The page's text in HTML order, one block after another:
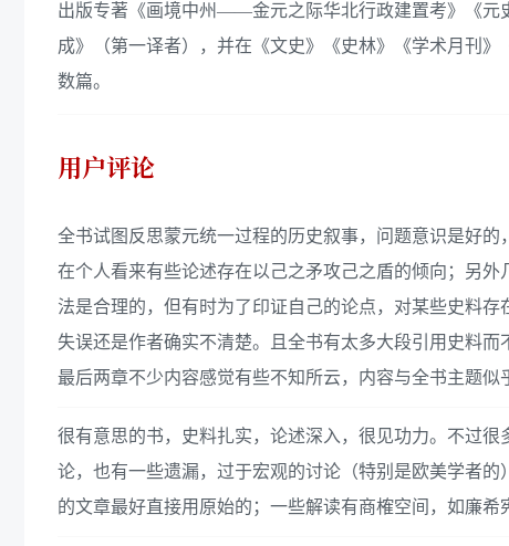
出版专著《画境中州——金元之际华北行政建置考》《元
成》（第一译者），并在《文史》《史林》《学术月刊
数篇。
用户评论
全书试图反思蒙元统一过程的历史叙事，问题意识是好
在个人看来有些论述存在以己之矛攻己之盾的倾向；另
法是合理的，但有时为了印证自己的论点，对某些史料
失误还是作者确实不清楚。且全书有太多大段引用史料
最后两章不少内容感觉有些不知所云，内容与全书主题
很有意思的书，史料扎实，论述深入，很见功力。不过
论，也有一些遗漏，过于宏观的讨论（特别是欧美学者
的文章最好直接用原始的；一些解读有商榷空间，如廉希